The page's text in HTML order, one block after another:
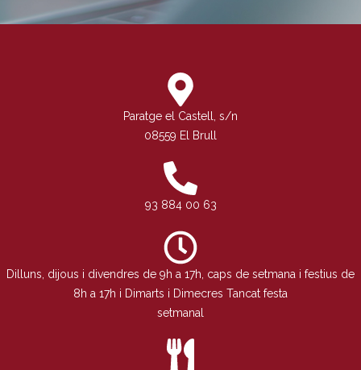
Paratge el Castell, s/n
08559 El Brull
93 884 00 63
Dilluns, dijous i divendres de 9h a 17h, caps de setmana i festius de
8h a 17h i Dimarts i Dimecres Tancat festa
setmanal